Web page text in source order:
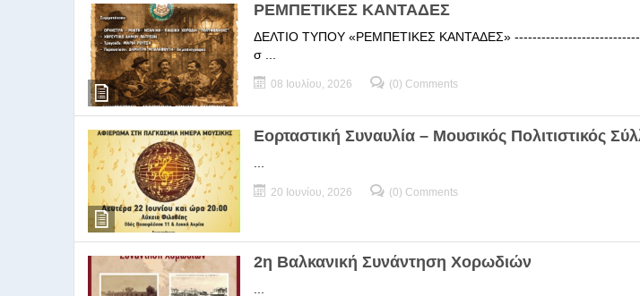
9ο Σεμινάριο της Στέγης
9Ο Σεμινάριο Διεύθυνσης Χορωδίας της Στέγης
ΡΕΜΠΕΤΙΚΕΣ ΚΑΝΤΑΔΕΣ
ΔΕΛΤΙΟ ΤΥΠΟΥ «ΡΕΜΠΕΤΙΚΕΣ ΚΑΝΤΑΔΕΣ»
σ ...
08 Ιουλίου, 2026 (0) Comments
Εορταστική Συναυλία – Μουσικός Πολιτιστικός
20 Ιουνίου, 2026 (0) Comments
2η Βαλκανική Συνάντηση Χορωδιών